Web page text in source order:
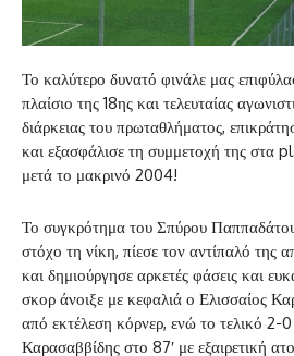
Το καλύτερο δυνατό φινάλε μας
πλαίσιο της 18ης και τελευταίας
διάρκειας του πρωταθλήματος,
και εξασφάλισε τη συμμετοχή της στα
μετά το μακρινό 2004!
Το συγκρότημα του Σπύρου
στόχο τη νίκη, πίεσε τον αντίπαλό της
και δημιούργησε αρκετές φάσεις και
σκορ άνοιξε με κεφαλιά ο Ελισσαίος
από εκτέλεση κόρνερ, ενώ το τελικό 2-
Καρασαββίδης στο 87′ με εξαιρετική